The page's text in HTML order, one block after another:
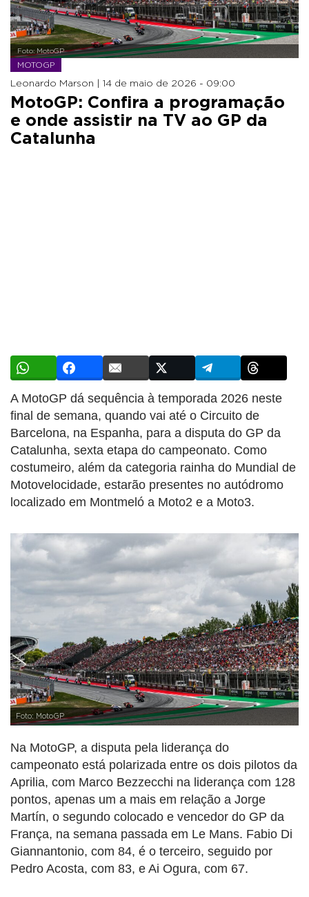
Foto: MotoGP
MOTOGP
Leonardo Marson | 14 de maio de 2026 - 09:00
MotoGP: Confira a programação
e onde assistir na TV ao GP da
Catalunha
A MotoGP dá sequência à temporada 2026 neste
final de semana, quando vai até o Circuito de
Barcelona, na Espanha, para a disputa do GP da
Catalunha, sexta etapa do campeonato. Como
costumeiro, além da categoria rainha do Mundial de
Motovelocidade, estarão presentes no autódromo
localizado em Montmeló a Moto2 e a Moto3.
Foto: MotoGP
Na MotoGP, a disputa pela liderança do
campeonato está polarizada entre os dois pilotos da
Aprilia, com Marco Bezzecchi na liderança com 128
pontos, apenas um a mais em relação a Jorge
Martín, o segundo colocado e vencedor do GP da
França, na semana passada em Le Mans. Fabio Di
Giannantonio, com 84, é o terceiro, seguido por
Pedro Acosta, com 83, e Ai Ogura, com 67.